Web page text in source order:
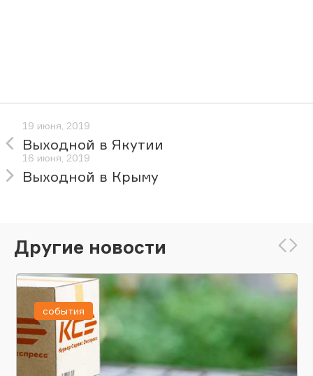
19 июня, 2019
Выходной в Якутии
16 июня, 2019
Выходной в Крыму
Другие новости
события